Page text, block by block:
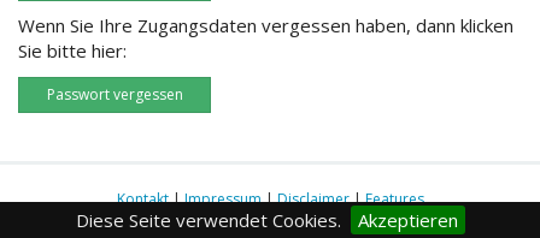
Diese Seite verwendet Cookies. Akzeptieren
Wenn Sie Ihre Zugangsdaten vergessen haben, dann klicken
Sie bitte hier:
Passwort vergessen
Kontakt|Impressum|Disclaimer|Features